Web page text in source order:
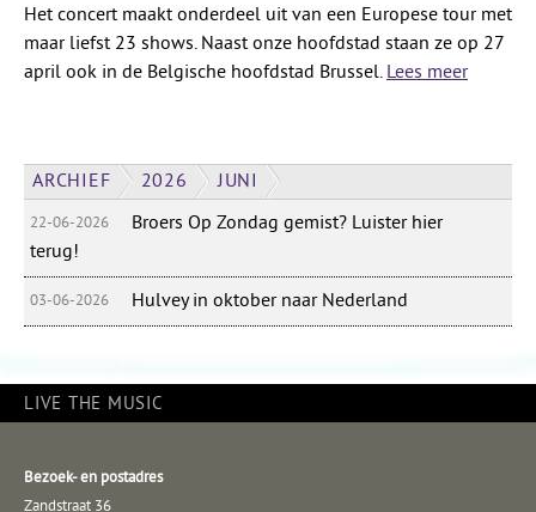
Het concert maakt onderdeel uit van een Europese tour met
maar liefst 23 shows. Naast onze hoofdstad staan ze op 27
april ook in de Belgische hoofdstad Brussel. Lees meer
ARCHIEF 2026 JUNI
22-06-2026
Broers Op Zondag gemist? Luister hier
terug!
03-06-2026 Hulvey in oktober naar Nederland
LIVE THE MUSIC
Bezoek- en postadres
Zandstraat 36